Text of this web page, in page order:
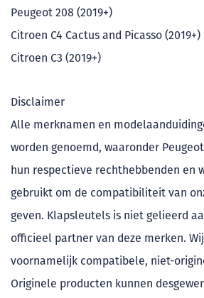
Peugeot 208 (2019+)
Citroen C4 Cactus and Picasso (2019+)
Citroen C3 (2019+)
Disclaimer
Alle merknamen en
worden genoemd, waaronder
hun respectieve rechthebbenden en
gebruikt om de compatibiliteit van
geven. Klapsleutels is niet gelieerd
officieel partner van deze merken.
voornamelijk compatibele, niet-
Originele producten kunnen